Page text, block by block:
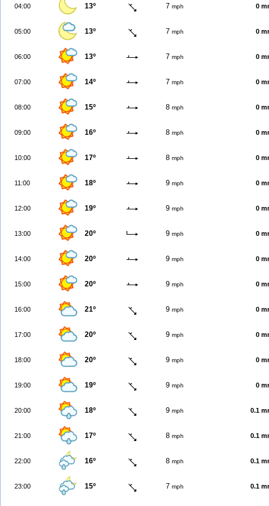
04:00 13º 7 mph 0
05:00 13º 7 mph 0
06:00 13º 7 mph 0
07:00 14º 7 mph 0
08:00 15º 8 mph 0
09:00 16º 8 mph 0
10:00 17º 8 mph 0
11:00 18º 9 mph 0
12:00 19º 9 mph 0
13:00 20º 9 mph 0
14:00 20º 9 mph 0
15:00 20º 9 mph 0
16:00 21º 9 mph 0
17:00 20º 9 mph 0
18:00 20º 9 mph 0
19:00 19º 9 mph 0
20:00 18º 9 mph 0.1
21:00 17º 8 mph 0.1
22:00 16º 8 mph 0.1
23:00 15º 7 mph 0.1